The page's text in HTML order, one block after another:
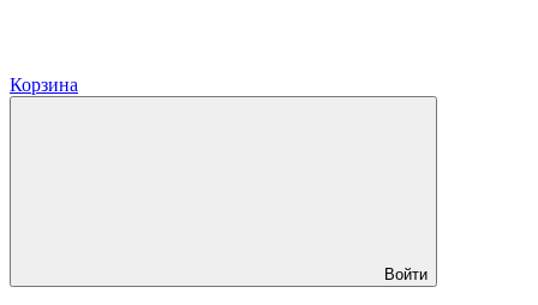
Корзина
Войти